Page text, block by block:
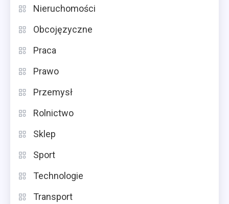
Nieruchomości
Obcojęzyczne
Praca
Prawo
Przemysł
Rolnictwo
Sklep
Sport
Technologie
Transport